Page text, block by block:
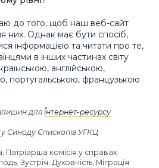
до того, щоб наш веб-сайт
них. Однак має бути спосіб,
інформацією та читати про те,
в інших частинах світу
англійською,
португальською, французькою
дляінтернет-ресурсу
Синоду Єпископів УГКЦ
, Патріарша комісія у справах
, Зустріч, Духовність, Міграція